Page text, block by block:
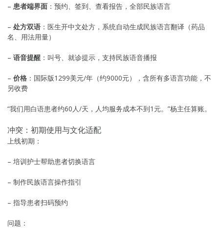
– 患者端界面 ：预约、签到、查看报告，全部民族语言
– 处方双语 ：医生开中文处方，系统自动生成民族语言翻译（药品
名、用法用量）
– 语音提醒 ：叫号、就诊提示，支持民族语音播报
– 价格 ：国际版1299美元/年（约9000元），含所有多语言功能，不
另收费
“我们用白语患者约60人/天，人均服务成本不到1元。”杨主任算账。
冲突：初期使用与文化适配
上线初期：
– 培训护士帮助患者切换语言
– 制作民族语言操作指引
– 指导患者扫码预约
问题：